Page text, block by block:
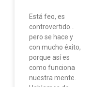
Está feo, es
controvertido…
pero se hace y
con mucho éxito,
porque así es
como funciona
nuestra mente.